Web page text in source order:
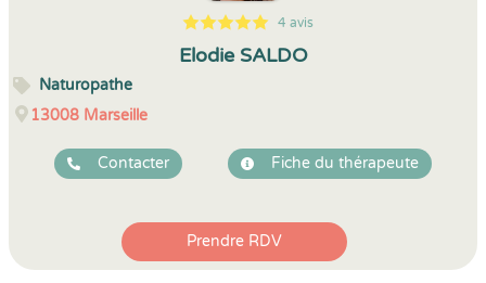
5
1
5
4 4 avis
Elodie SALDO
Naturopathe
13008 Marseille
Contacter Fiche du thérapeute
Prendre RDV